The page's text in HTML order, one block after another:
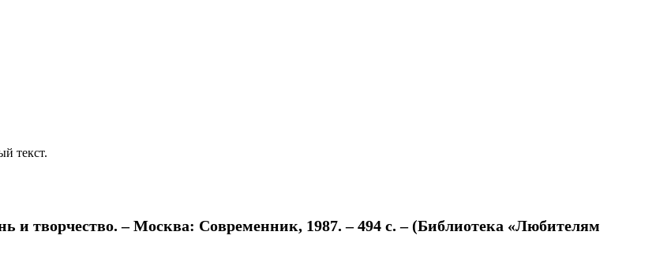
текст.
творчество. – Москва: Современник, 1987. – 494 с. – (Библиотека «Любителям